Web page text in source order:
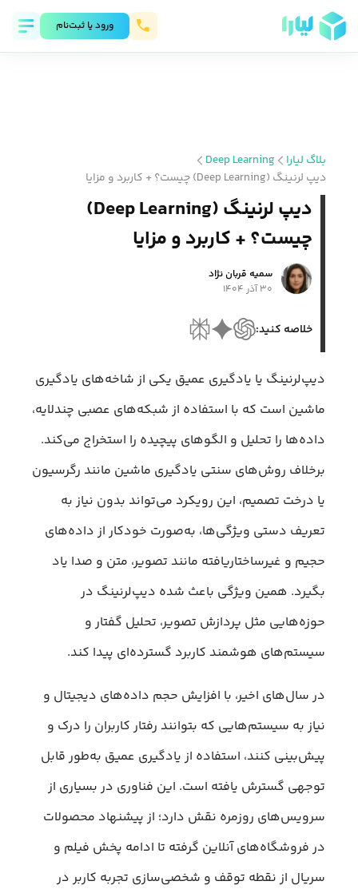
ورود يا ثبت‌نام
بلاگ لیارا
Deep Learning
دیپ لرنینگ (Deep Learning) چیست؟ + کاربرد و مزایا
دیپ لرنینگ (Deep Learning)
چیست؟ + کاربرد و مزایا
سمیه قربان نژاد
۳۰ آذر ۱۴۰۴
خلاصه کنید:
دیپ‌لرنینگ یا یادگیری عمیق یکی از شاخه‌های یادگیری
ماشین است که با استفاده از شبکه‌های عصبی چندلایه،
داده‌ها را تحلیل و الگوهای پیچیده را استخراج می‌کند.
برخلاف روش‌های سنتی یادگیری ماشین مانند رگرسیون
یا درخت تصمیم، این رویکرد می‌تواند بدون نیاز به
تعریف دستی ویژگی‌ها، به‌صورت خودکار از داده‌های
حجیم و غیرساختاریافته مانند تصویر، متن و صدا یاد
بگیرد. همین ویژگی باعث شده دیپ‌لرنینگ در
حوزه‌هایی مثل پردازش تصویر، تحلیل گفتار و
سیستم‌های هوشمند کاربرد گسترده‌ای پیدا کند.
در سال‌های اخیر، با افزایش حجم داده‌های دیجیتال و
نیاز به سیستم‌هایی که بتوانند رفتار کاربران را درک و
پیش‌بینی کنند، استفاده از یادگیری عمیق به‌طور قابل
توجهی گسترش یافته است. این فناوری در بسیاری از
سرویس‌های روزمره نقش دارد؛ از پیشنهاد محصولات
در فروشگاه‌های آنلاین گرفته تا ادامه پخش فیلم و
سریال از نقطه توقف و شخصی‌سازی تجربه کاربر در